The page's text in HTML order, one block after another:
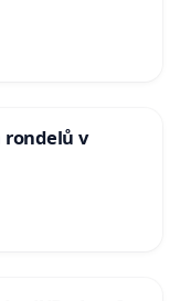
rondelů v